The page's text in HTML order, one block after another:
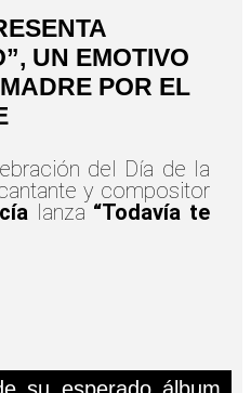
UN EMOTIVO
POR EL
del Día de la
y compositor
lanza “Todavía te